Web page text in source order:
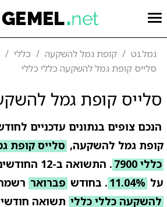
גמל.נט קופת גמל להשקעה
כללי
סלייס קופת גמל להשקעה כללי כללי
סלייס קופת גמל
הנכם צופים בנתונים עדכניים
קופת גמל להשקעה, סלייס קופת
כללי 7900
. התשואה
על 11.04% . בחודש פברואר
להשקעה כללי כללי תשואה